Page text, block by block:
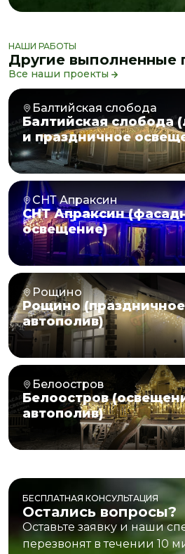
НАШИ РАБОТЫ
Другие выполненные
Все наши проекты
Балтийская слобода
Балтийская слобода
и праздничное
СНТ Апраксин
СНТ Апраксин
освещение)
Рощино
Рощино
автополив)
Белоостров
Белоостров
автополив)
БЕСПЛАТНАЯ КОНСУЛЬТАЦИЯ
Остались вопросы?
Оставьте заявку и наши
перезвонят в течении 10